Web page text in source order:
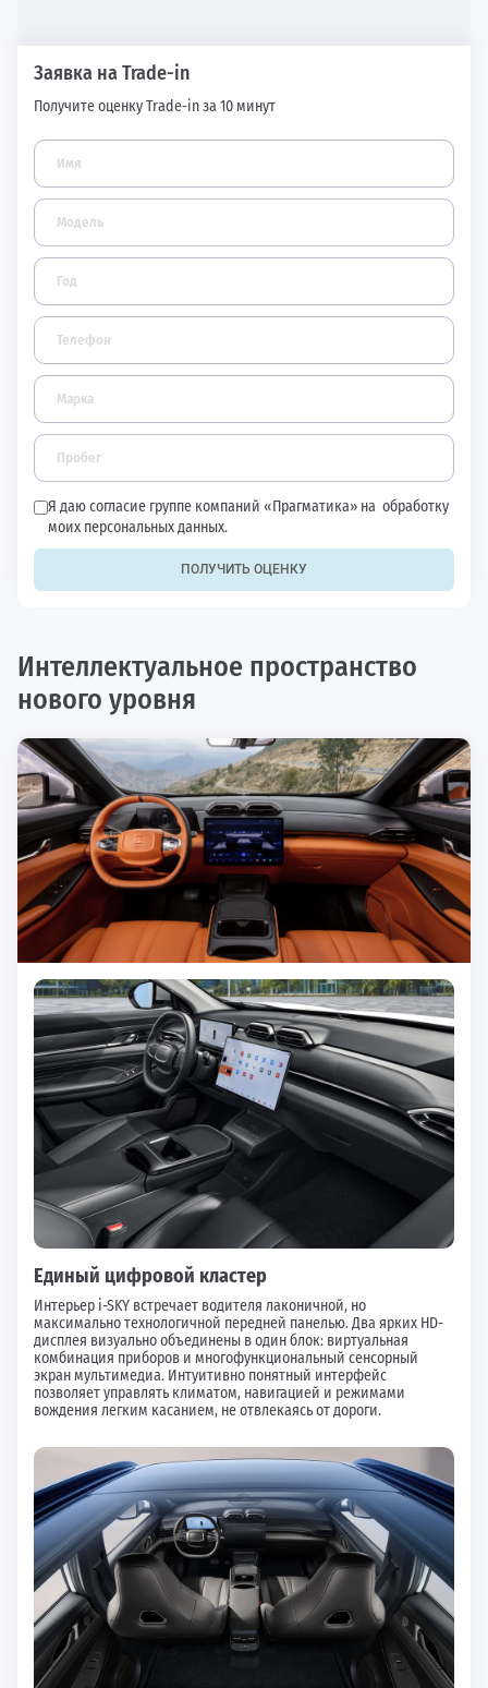
Заявка на Trade-in
Получите оценку Trade-in за 10 минут
Я даю согласие группе компаний «Прагматика» на обработку
моих персональных данных.
ПОЛУЧИТЬ ОЦЕНКУ
Интеллектуальное пространство
нового уровня
Единый цифровой кластер
Интерьер i-SKY встречает водителя лаконичной, но
максимально технологичной передней панелью. Два ярких HD-
дисплея визуально объединены в один блок: виртуальная
комбинация приборов и многофункциональный сенсорный
экран мультимедиа. Интуитивно понятный интерфейс
позволяет управлять климатом, навигацией и режимами
вождения легким касанием, не отвлекаясь от дороги.